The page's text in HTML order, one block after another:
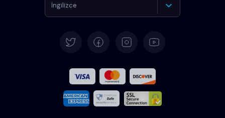
İngilizce
Fransızca
İtalyanca